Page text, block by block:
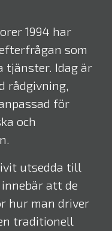
1994 har
som
tjänster. Idag är
rådgivning,
för
och
utsedda till
att de
hur man driver
traditionell